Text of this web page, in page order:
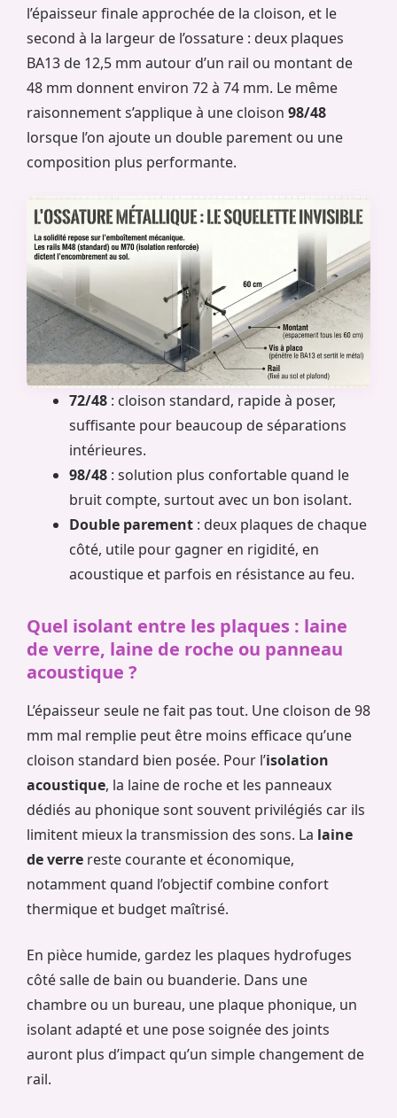
l’épaisseur finale approchée de la cloison, et le
second à la largeur de l’ossature : deux plaques
BA13 de 12,5 mm autour d’un rail ou montant de
48 mm donnent environ 72 à 74 mm. Le même
raisonnement s’applique à une cloison 98/48
lorsque l’on ajoute un double parement ou une
composition plus performante.
72/48 : cloison standard, rapide à poser,
suffisante pour beaucoup de séparations
intérieures.
98/48 : solution plus confortable quand le
bruit compte, surtout avec un bon isolant.
Double parement : deux plaques de chaque
côté, utile pour gagner en rigidité, en
acoustique et parfois en résistance au feu.
Quel isolant entre les plaques : laine
de verre, laine de roche ou panneau
acoustique ?
L’épaisseur seule ne fait pas tout. Une cloison de 98
mm mal remplie peut être moins efficace qu’une
cloison standard bien posée. Pour l’isolation
acoustique, la laine de roche et les panneaux
dédiés au phonique sont souvent privilégiés car ils
limitent mieux la transmission des sons. La laine
de verre reste courante et économique,
notamment quand l’objectif combine confort
thermique et budget maîtrisé.
En pièce humide, gardez les plaques hydrofuges
côté salle de bain ou buanderie. Dans une
chambre ou un bureau, une plaque phonique, un
isolant adapté et une pose soignée des joints
auront plus d’impact qu’un simple changement de
rail.